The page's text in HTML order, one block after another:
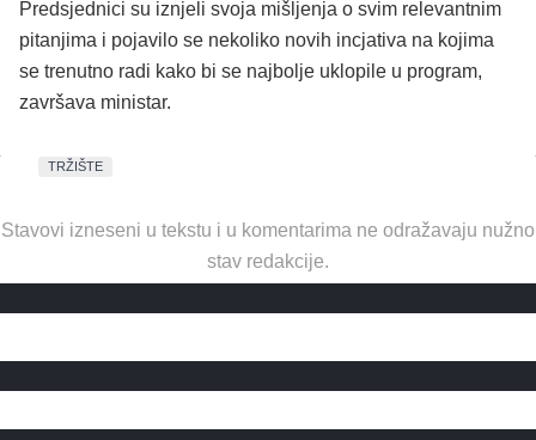
Predsjednici su iznjeli svoja mišljenja o svim relevantnim
pitanjima i pojavilo se nekoliko novih incjativa na kojima
se trenutno radi kako bi se najbolje uklopile u program,
završava ministar.
TRŽIŠTE
Stavovi izneseni u tekstu i u komentarima ne odražavaju nužno
stav redakcije.